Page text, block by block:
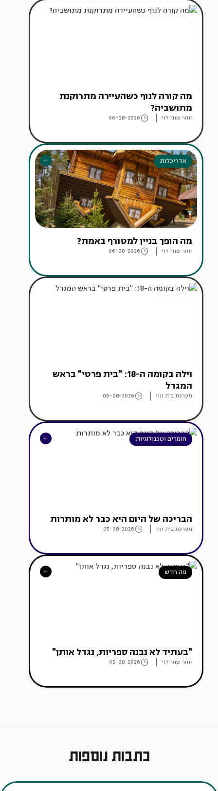
אדריכלות מהעולם
מה קורה לנוף כשהעיירה מתרוקנת
מתושביה?
זוהר שחר לוי 06-08-2026
אדריכלות
מה הופך בניין למטורף באמת?
זוהר שחר לוי 06-08-2026
עיצוב בתים
וילה בקומה ה-18: "בית פרטי" בראש
המגדל
מערכת בית ונוי 06-08-2026
חומרים וטכנולוגיות
הבריכה של היום היא כבר לא מותרות
מערכת בית ונוי 05-08-2026
מה חדש
"בעתיד לא נבנה ספריות, נגדל אותן"
זוהר שחר לוי 05-08-2026
כתבות נוספות